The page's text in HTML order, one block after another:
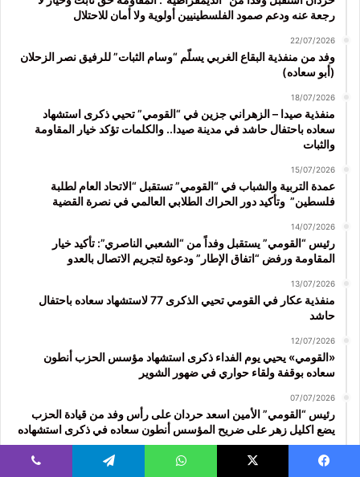
رجعة عنه ودعم صمود الفلسطينيين أولوية ولا أمان للاحتلال
22/07/2026
وفد من منفذية البقاع الغربي يسلّم “وسام الثبات” للرفيق نصر الزحلان
(أبو سعاده)
18/07/2026
منفذية صيدا – الزهراني جزين في “القومي” تحيي ذكرى استشهاد
سعاده باحتفال حاشد في مدينة صيدا.. والكلمات تؤكد خيار المقاومة
والثبات
15/07/2026
عمدة التربية والشباب في “القومي” تستقبل “الاتحاد العام لطلبة
فلسطين” وتأكيد دور الحراك الطلابي العالمي في نصرة القضية
14/07/2026
رئيس “القومي” يستقبل وفداً من “الشعبي الناصري”: تأكيد خيار
المقاومة ورفض “اتفاق الإطار” ودعوة لتجريم الاتصال بالعدو
13/07/2026
منفذية عكار في القومي تحيي الذكرى 77 لاستشهاد سعاده باحتفال
حاشد
12/07/2026
«القومي» يحيي يوم الفداء ذكرى استشهاد مؤسس الحزب أنطون
سعاده بوقفة ولقاء حواري في ضهور الشوير
07/07/2026
رئيس “القومي” الأمين اسعد حردان على رأس وفد من قيادة الحزب
يضع اكليل زهر على ضريح المؤسس أنطون سعاده في ذكرى استشهاده
07/07/2026
حردان: عيد الفداء في 8 تموز هو عيد الانتصار للإرادة التي لا تنكسر ودماء